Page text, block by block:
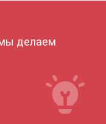
делаем